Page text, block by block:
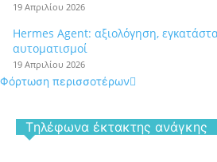
19 Απριλίου 2026
Hermes Agent: αξιολόγηση,
αυτοματισμοί
19 Απριλίου 2026
Φόρτωση περισσοτέρων
Tηλέφωνα έκτακτης ανάγκης